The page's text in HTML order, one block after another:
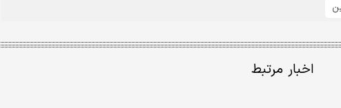
اخبار مرتبط